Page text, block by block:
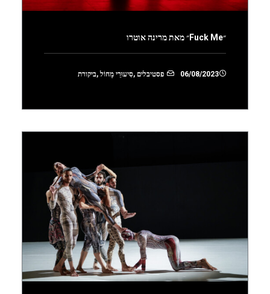
״Fuck Me״ מאת מרינה אוטרו
06/08/2023 פסטיבלים ,סִיעוּרֵי מָחוֹל ,ביקורת